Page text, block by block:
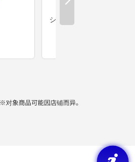
※对象商品可能因店铺而异。